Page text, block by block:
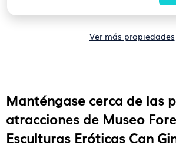
Ver más propiedades
Manténgase cerca de las
atracciones de Museo
Esculturas Eróticas Can